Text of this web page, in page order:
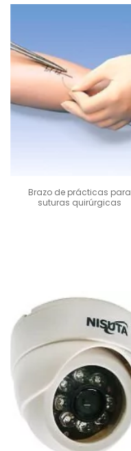
Brazo de prácticas para
suturas quirúrgicas